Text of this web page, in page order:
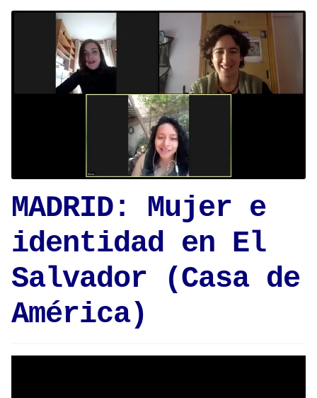
MADRID: Mujer e
identidad en El
Salvador (Casa de
América)